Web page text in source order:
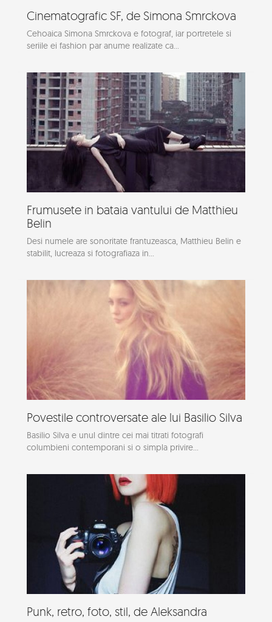
Cinematografic SF, de Simona Smrckova
Cehoaica Simona Smrckova e fotograf, iar portretele si
seriile ei fashion par anume realizate ca...
Frumusete in bataia vantului de Matthieu
Belin
Desi numele are sonoritate frantuzeasca, Matthieu Belin e
stabilit, lucreaza si fotografiaza in...
Povestile controversate ale lui Basilio Silva
Basilio Silva e unul dintre cei mai titrati fotografi
columbieni contemporani si o simpla privire...
Punk, retro, foto, stil, de Aleksandra